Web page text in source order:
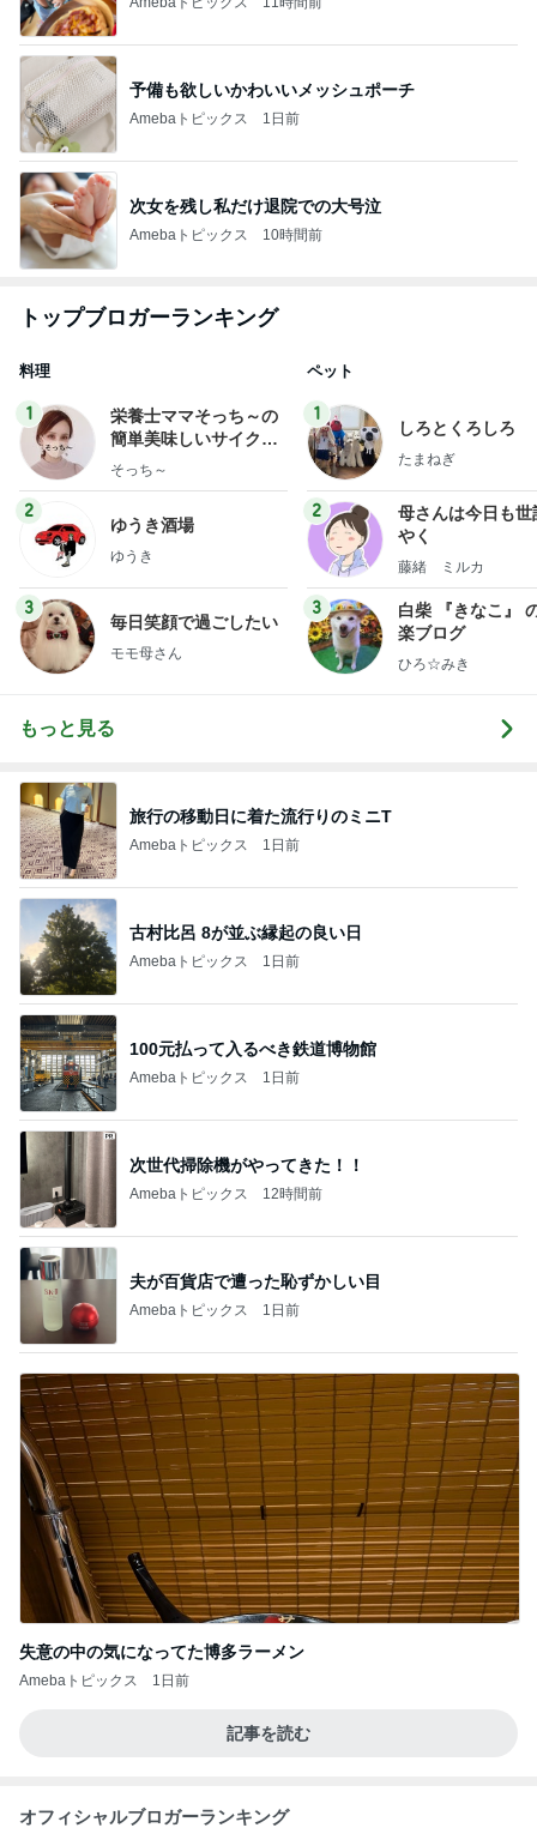
予備も欲しいかわいいメッシュポーチ
Amebaトピックス 1日前
次女を残し私だけ退院での大号泣
Amebaトピックス 10時間前
トップブロガーランキング
料理
1
栄養士ママそっち～の
簡単美味しいサイクル
献立
そっち～
2
ゆうき酒場
ゆうき
3
毎日笑顔で過ごしたい
モモ母さん
ペット
1
しろとくろしろ
たまねぎ
2
母さんは今日も世
やく
藤緒 ミルカ
3
白柴 『きなこ』
楽ブログ
ひろ☆みき
もっと見る
旅行の移動日に着た流行りのミニT
Amebaトピックス 1日前
古村比呂 8が並ぶ縁起の良い日
Amebaトピックス 1日前
100元払って入るべき鉄道博物館
Amebaトピックス 1日前
次世代掃除機がやってきた！！
Amebaトピックス 12時間前
夫が百貨店で遭った恥ずかしい目
Amebaトピックス 1日前
失意の中の気になってた博多ラーメン
Amebaトピックス 1日前
記事を読む
オフィシャルブロガーランキング